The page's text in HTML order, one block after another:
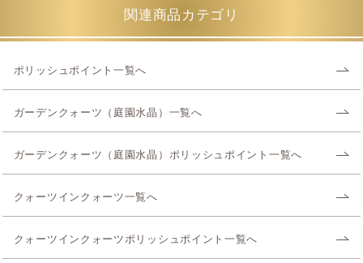
関連商品カテゴリ
ポリッシュポイント一覧へ
ガーデンクォーツ（庭園水晶）一覧へ
ガーデンクォーツ（庭園水晶）ポリッシュポイント一覧へ
クォーツインクォーツ一覧へ
クォーツインクォーツポリッシュポイント一覧へ